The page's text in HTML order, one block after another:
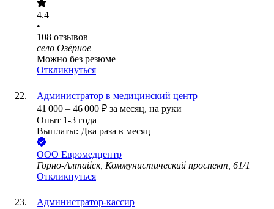
4.4
•
108 отзывов
село Озёрное
Можно без резюме
Откликнуться
Администратор в медицинский центр
41 000 – 46 000 ₽ за месяц, на руки
Опыт 1-3 года
Выплаты: Два раза в месяц
ООО Евромедцентр
Горно-Алтайск, Коммунистический проспект, 61/1
Откликнуться
Администратор-кассир